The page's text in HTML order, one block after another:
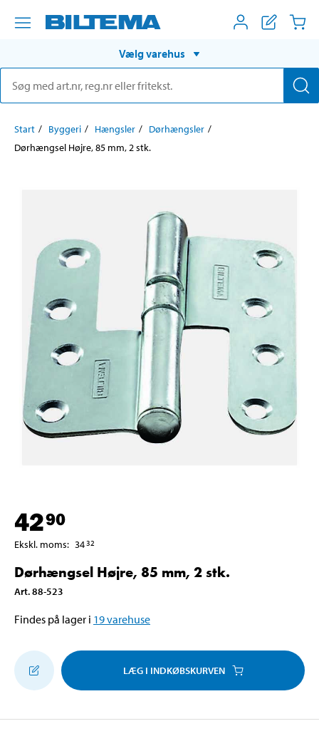
Vælg varehus
Start Byggeri Hængsler
Dørhængsler
Dørhængsel Højre, 85 mm, 2 stk.
4290
Ekskl. moms: 3432
Dørhængsel Højre, 85 mm, 2 stk.
Art.88-523
Findes på lager i 19varehuse
LÆG I INDKØBSKURVEN